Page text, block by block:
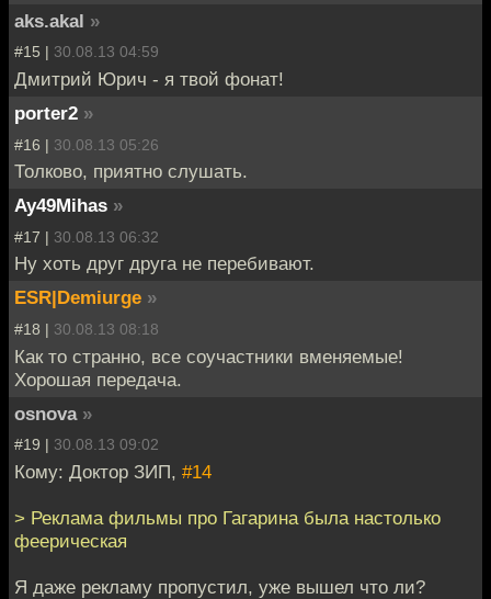
aks.akal »
#15 | 30.08.13 04:59
Дмитрий Юрич - я твой фонат!
porter2 »
#16 | 30.08.13 05:26
Толково, приятно слушать.
Ay49Mihas »
#17 | 30.08.13 06:32
Ну хоть друг друга не перебивают.
ESR|Demiurge »
#18 | 30.08.13 08:18
Как то странно, все соучастники вменяемые!
Хорошая передача.
osnova »
#19 | 30.08.13 09:02
Кому: Доктор ЗИП, #14
> Реклама фильмы про Гагарина была настолько
феерическая
Я даже рекламу пропустил, уже вышел что ли?